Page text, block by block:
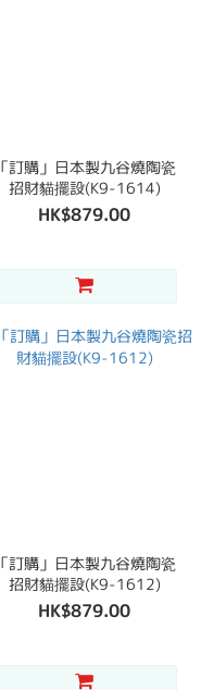
「訂購」日本製九谷燒陶瓷
招財貓擺設(K9-1614)
HK$879.00
「訂購」日本製九谷燒陶瓷
招財貓擺設(K9-1612)
HK$879.00